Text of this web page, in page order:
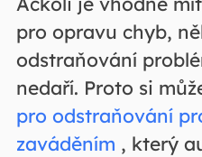
pro opravu chyb,
odstraňování
nedaří. Proto si
pro odstraňování
zaváděním , který